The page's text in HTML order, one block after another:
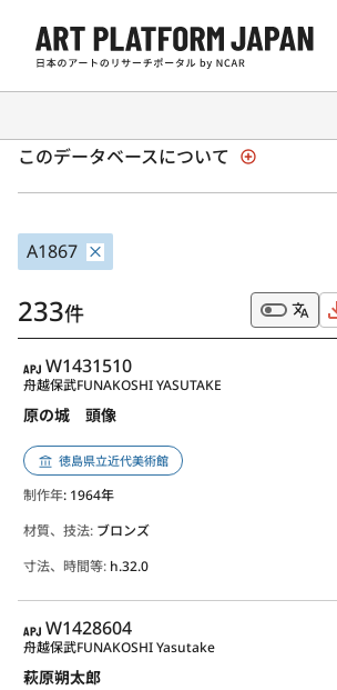
全国美術館収蔵品サーチ
このデータベースについて
A1867
233件
APJ
W1431510
原の城 頭像
舟越保武FUNAKOSHI YASUTAKE
徳島県立近代美術館
制作年: 1964年
材質、技法: ブロンズ
寸法、時間等: h.32.0
APJ
W1428604
萩原朔太郎
舟越保武FUNAKOSHI Yasutake